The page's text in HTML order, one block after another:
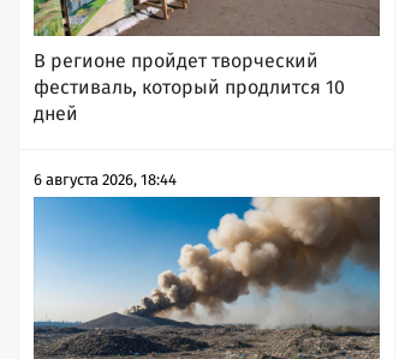
В регионе пройдет творческий
фестиваль, который продлится 10
дней
6 августа 2026, 18:44